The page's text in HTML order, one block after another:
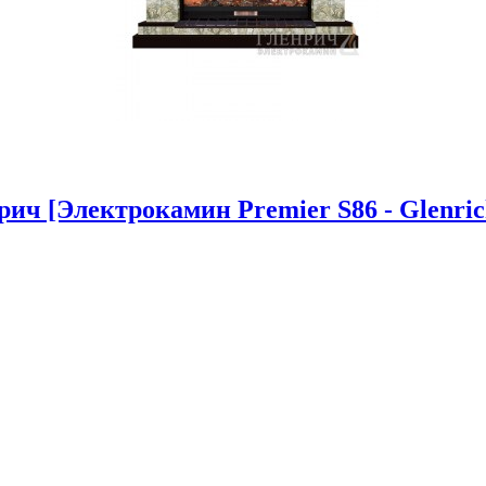
[Электрокамин Premier S86 -